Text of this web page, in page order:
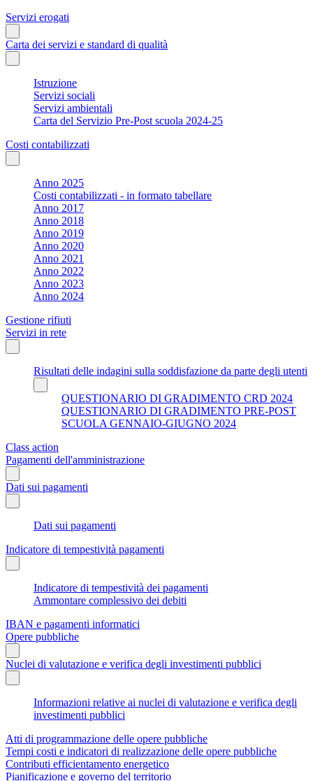
Servizi erogati
Carta dei servizi e standard di qualità
Istruzione
Servizi sociali
Servizi ambientali
Carta del Servizio Pre-Post scuola 2024-25
Costi contabilizzati
Anno 2025
Costi contabilizzati - in formato tabellare
Anno 2017
Anno 2018
Anno 2019
Anno 2020
Anno 2021
Anno 2022
Anno 2023
Anno 2024
Gestione rifiuti
Servizi in rete
Risultati delle indagini sulla soddisfazione da parte degli utenti
QUESTIONARIO DI GRADIMENTO CRD 2024
QUESTIONARIO DI GRADIMENTO PRE-POST
SCUOLA GENNAIO-GIUGNO 2024
Class action
Pagamenti dell'amministrazione
Dati sui pagamenti
Dati sui pagamenti
Indicatore di tempestività pagamenti
Indicatore di tempestività dei pagamenti
Ammontare complessivo dei debiti
IBAN e pagamenti informatici
Opere pubbliche
Nuclei di valutazione e verifica degli investimenti pubblici
Informazioni relative ai nuclei di valutazione e verifica degli
investimenti pubblici
Atti di programmazione delle opere pubbliche
Tempi costi e indicatori di realizzazione delle opere pubbliche
Contributi efficientamento energetico
Pianificazione e governo del territorio